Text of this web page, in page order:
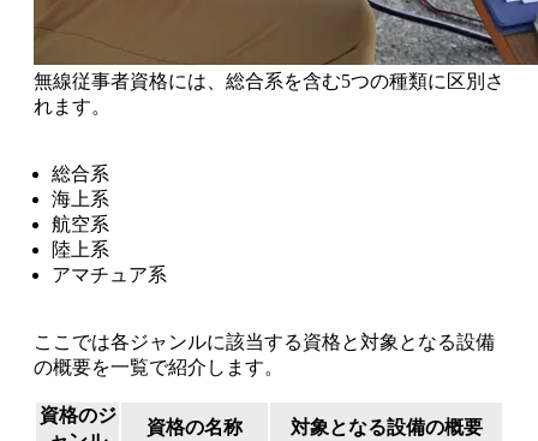
無線従事者資格には、総合系を含む5つの種類に区別さ
れます。
総合系
海上系
航空系
陸上系
アマチュア系
ここでは各ジャンルに該当する資格と対象となる設備
の概要を一覧で紹介します。
資格のジ
資格の名称 対象となる設備の概要